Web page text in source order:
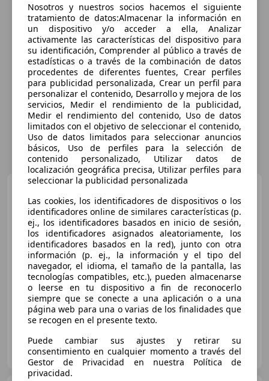
- 2P (2014)
€ 46.990
Buen precio
04/2019 18.376 km Gasolina 318 kW (432 CV)
FLEXICAR MURCIA.
ES-3007 MURCIA
Nosotros y nuestros socios hacemos el siguiente
tratamiento de datos:Almacenar la información en
un dispositivo y/o acceder a ella, Analizar
activamente las características del dispositivo para
su identificación, Comprender al público a través de
estadísticas o a través de la combinación de datos
procedentes de diferentes fuentes, Crear perfiles
para publicidad personalizada, Crear un perfil para
personalizar el contenido, Desarrollo y mejora de los
servicios, Medir el rendimiento de la publicidad,
Medir el rendimiento del contenido, Uso de datos
limitados con el objetivo de seleccionar el contenido,
Uso de datos limitados para seleccionar anuncios
básicos, Uso de perfiles para la selección de
contenido personalizado, Utilizar datos de
localización geográfica precisa, Utilizar perfiles para
seleccionar la publicidad personalizada
Las cookies, los identificadores de dispositivos o los
identificadores online de similares características (p.
ej., los identificadores basados en inicio de sesión,
los identificadores asignados aleatoriamente, los
identificadores basados en la red), junto con otra
información (p. ej., la información y el tipo del
navegador, el idioma, el tamaño de la pantalla, las
tecnologías compatibles, etc.), pueden almacenarse
o leerse en tu dispositivo a fin de reconocerlo
siempre que se conecte a una aplicación o a una
página web para una o varias de los finalidades que
se recogen en el presente texto.
Puede cambiar sus ajustes y retirar su
consentimiento en cualquier momento a través del
Gestor de Privacidad en nuestra Política de
privacidad.